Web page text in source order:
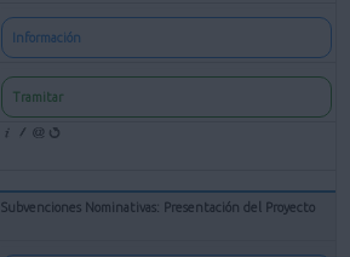
Información
Tramitar
Subvenciones Nominativas: Presentación del Proyecto